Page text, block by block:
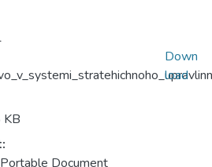
Document
Down
load